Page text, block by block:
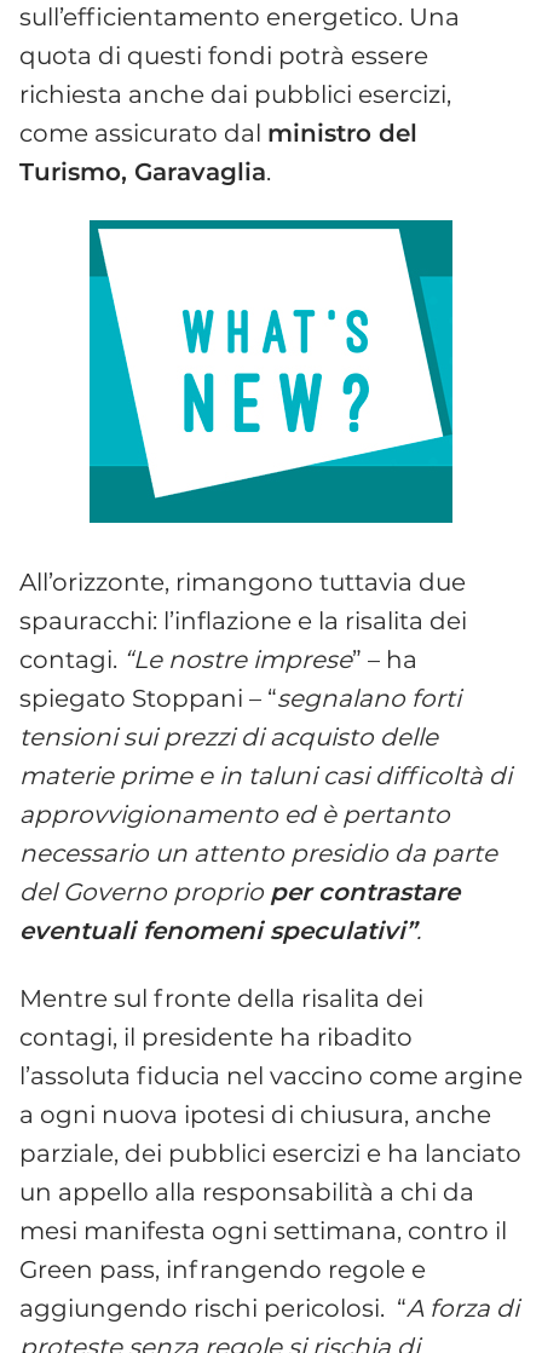
sull’efficientamento energetico. Una
quota di questi fondi potrà essere
richiesta anche dai pubblici esercizi,
come assicurato dal ministro del
Turismo, Garavaglia.
All’orizzonte, rimangono tuttavia due
spauracchi: l’inflazione e la risalita dei
contagi. “Le nostre imprese” – ha
spiegato Stoppani – “segnalano forti
tensioni sui prezzi di acquisto delle
materie prime e in taluni casi difficoltà di
approvvigionamento ed è pertanto
necessario un attento presidio da parte
del Governo proprio per contrastare
eventuali fenomeni speculativi”.
Mentre sul fronte della risalita dei
contagi, il presidente ha ribadito
l’assoluta fiducia nel vaccino come argine
a ogni nuova ipotesi di chiusura, anche
parziale, dei pubblici esercizi e ha lanciato
un appello alla responsabilità a chi da
mesi manifesta ogni settimana, contro il
Green pass, infrangendo regole e
aggiungendo rischi pericolosi. “A forza di
proteste senza regole si rischia di